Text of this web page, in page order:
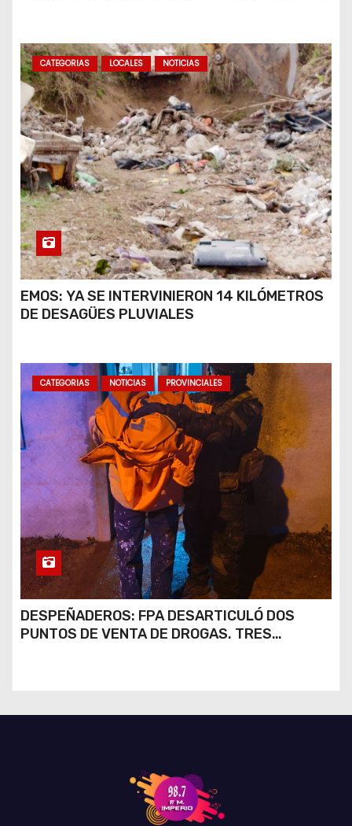
CATEGORIAS LOCALES NOTICIAS
EMOS: YA SE INTERVINIERON 14 KILÓMETROS
DE DESAGÜES PLUVIALES
CATEGORIAS NOTICIAS PROVINCIALES
DESPEÑADEROS: FPA DESARTICULÓ DOS
PUNTOS DE VENTA DE DROGAS. TRES